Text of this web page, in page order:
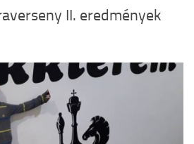
II. eredmények